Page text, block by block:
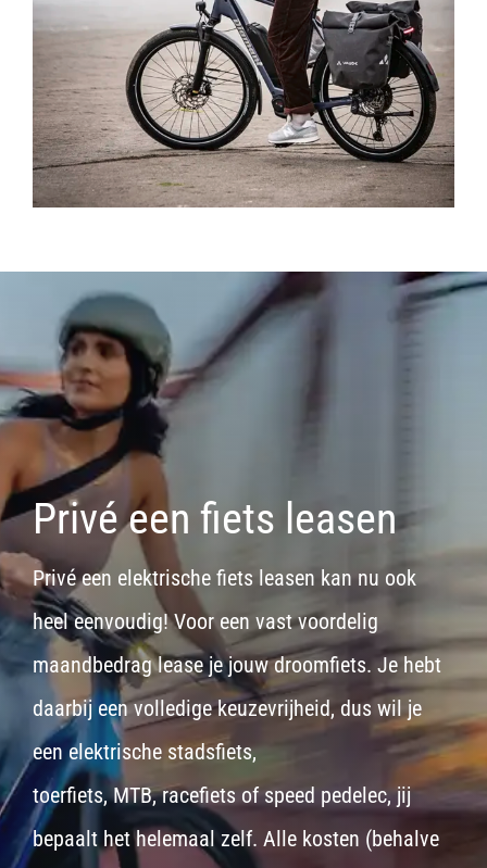
Privé een fiets leasen
Privé een elektrische fiets leasen kan nu ook
heel eenvoudig! Voor een vast voordelig
maandbedrag lease je jouw droomfiets. Je hebt
daarbij een volledige keuzevrijheid, dus wil je
eenelektrische stadsfiets,
toerfiets,MTB,racefietsof speed pedelec, jij
bepaalt het helemaal zelf. Alle kosten (behalve